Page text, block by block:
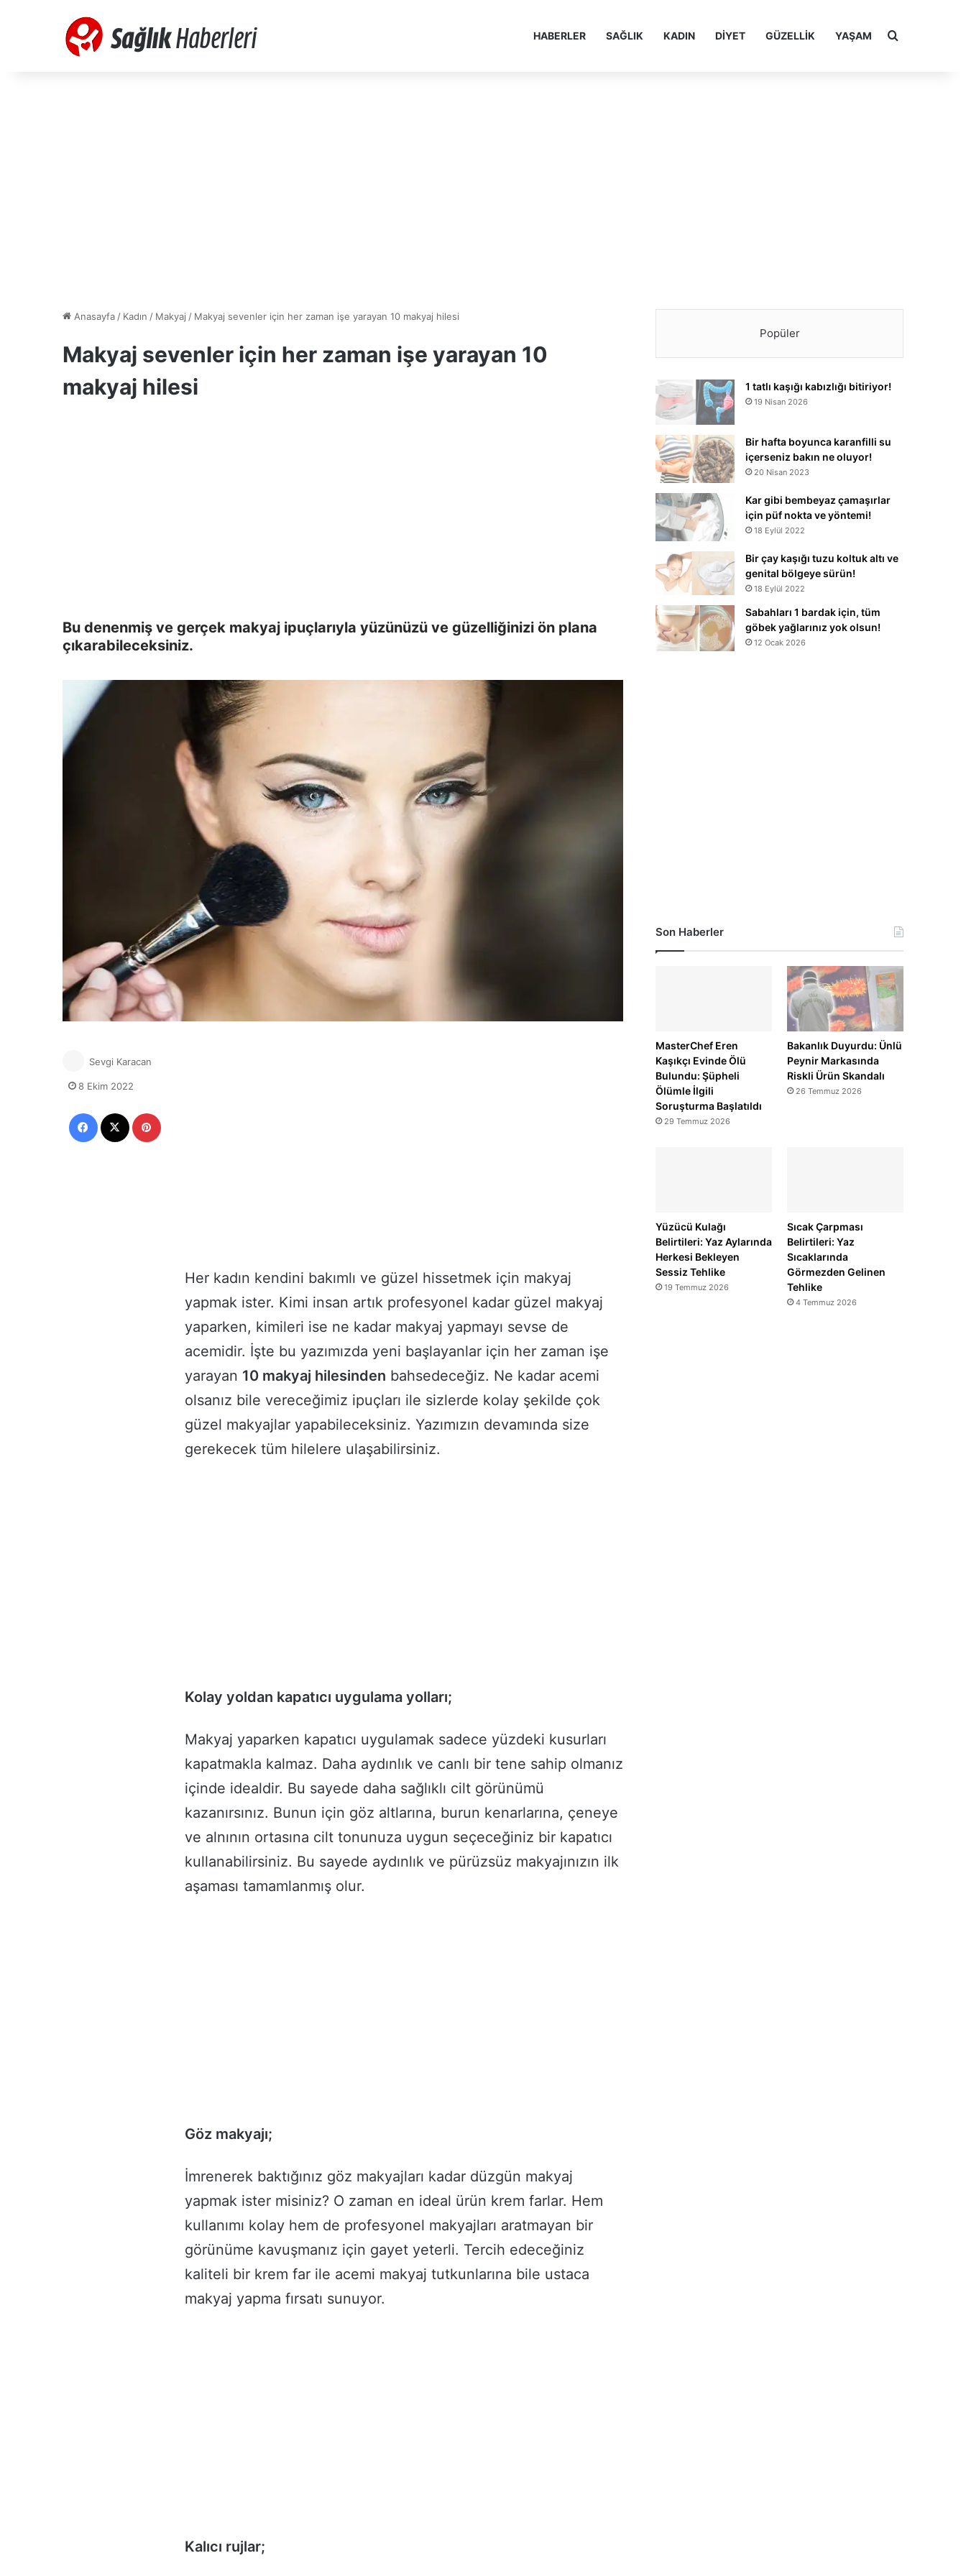
HABERLER SAĞLIK KADIN DIYET GÜZELLIK YAŞAM Arama yap
Anasayfa / Kadın / Makyaj / Makyaj sevenler için her zaman işe yarayan 10 makyaj hilesi
Makyaj sevenler için her zaman işe yarayan 10
makyaj hilesi
Bu denenmiş ve gerçek makyaj ipuçlarıyla yüzünüzü ve güzelliğinizi ön plana
çıkarabileceksiniz.
Her kadın kendini bakımlı ve güzel hissetmek için makyaj
yapmak ister. Kimi insan artık profesyonel kadar güzel makyaj
yaparken, kimileri ise ne kadar makyaj yapmayı sevse de
acemidir. İşte bu yazımızda yeni başlayanlar için her zaman işe
yarayan 10 makyaj hilesinden bahsedeceğiz. Ne kadar acemi
olsanız bile vereceğimiz ipuçları ile sizlerde kolay şekilde çok
güzel makyajlar yapabileceksiniz. Yazımızın devamında size
gerekecek tüm hilelere ulaşabilirsiniz.
Kolay yoldan kapatıcı uygulama yolları;
Makyaj yaparken kapatıcı uygulamak sadece yüzdeki kusurları
kapatmakla kalmaz. Daha aydınlık ve canlı bir tene sahip olmanız
içinde idealdir. Bu sayede daha sağlıklı cilt görünümü
kazanırsınız. Bunun için göz altlarına, burun kenarlarına, çeneye
ve alnının ortasına cilt tonunuza uygun seçeceğiniz bir kapatıcı
kullanabilirsiniz. Bu sayede aydınlık ve pürüzsüz makyajınızın ilk
aşaması tamamlanmış olur.
Göz makyajı;
İmrenerek baktığınız göz makyajları kadar düzgün makyaj
yapmak ister misiniz? O zaman en ideal ürün krem farlar. Hem
kullanımı kolay hem de profesyonel makyajları aratmayan bir
görünüme kavuşmanız için gayet yeterli. Tercih edeceğiniz
kaliteli bir krem far ile acemi makyaj tutkunlarına bile ustaca
makyaj yapma fırsatı sunuyor.
Kalıcı rujlar;
Sevgi Karacan
8 Ekim 2022
Popüler
1 tatlı kaşığı kabızlığı bitiriyor!
19 Nisan 2026
Bir hafta boyunca karanfilli su
içerseniz bakın ne oluyor!
20 Nisan 2023
Kar gibi bembeyaz çamaşırlar
için püf nokta ve yöntemi!
18 Eylül 2022
Bir çay kaşığı tuzu koltuk altı ve
genital bölgeye sürün!
18 Eylül 2022
Sabahları 1 bardak için, tüm
göbek yağlarınız yok olsun!
12 Ocak 2026
Son Haberler
MasterChef Eren
Kaşıkçı Evinde Ölü
Bulundu: Şüpheli
Ölümle İlgili
Soruşturma Başlatıldı
29 Temmuz 2026
Bakanlık Duyurdu: Ünlü
Peynir Markasında
Riskli Ürün Skandalı
26 Temmuz 2026
Yüzücü Kulağı
Belirtileri: Yaz Aylarında
Herkesi Bekleyen
Sessiz Tehlike
19 Temmuz 2026
Sıcak Çarpması
Belirtileri: Yaz
Sıcaklarında
Görmezden Gelinen
Tehlike
4 Temmuz 2026